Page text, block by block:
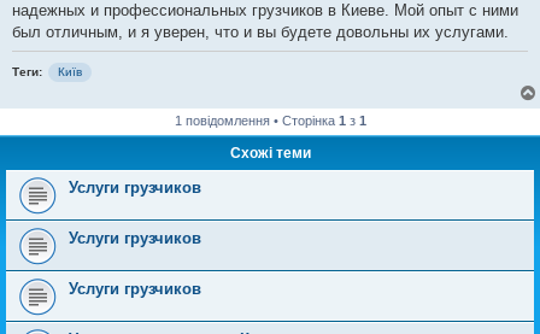
надежных и профессиональных грузчиков в Киеве. Мой опыт с ними
был отличным, и я уверен, что и вы будете довольны их услугами.
Теги: Київ
1 повідомлення • Сторінка 1 з 1
Схожі теми
Услуги грузчиков
Услуги грузчиков
Услуги грузчиков